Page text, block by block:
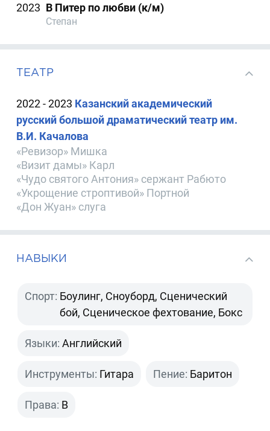
2023 В Питер по любви (к/м)
Степан
ТЕАТР
2022 - 2023 Казанский академический
русский большой драматический театр им.
В.И. Качалова
«Ревизор» Мишка
«Визит дамы» Карл
«Чудо святого Антония» сержант Рабюто
«Укрощение строптивой» Портной
«Дон Жуан» слуга
НАВЫКИ
Спорт: Боулинг, Сноуборд, Сценический
бой, Сценическое фехтование, Бокс
Языки: Английский
Инструменты: Гитара Пение: Баритон
Права: B